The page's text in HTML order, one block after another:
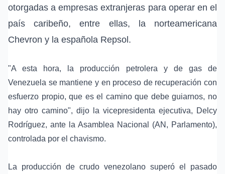
otorgadas a empresas extranjeras para operar en el
país caribeño, entre ellas, la norteamericana
Chevron y la española Repsol.
"A esta hora, la producción petrolera y de gas de
Venezuela se mantiene y en proceso de recuperación con
esfuerzo propio, que es el camino que debe guiarnos, no
hay otro camino", dijo la vicepresidenta ejecutiva, Delcy
Rodríguez, ante la Asamblea Nacional (AN, Parlamento),
controlada por el chavismo.
La producción de crudo venezolano superó el pasado